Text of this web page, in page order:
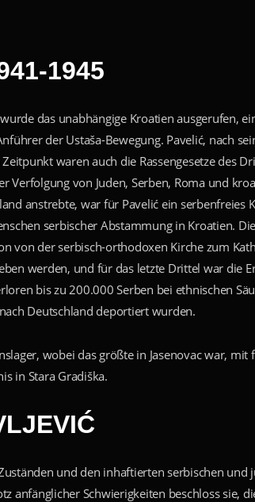
1945
das unabhängige Kroatien ausgerufen,
der Ustaša-Bewegung. Pavelić, nach
waren auch die Rassengesetze des
Verfolgung von Juden, Serben, Roma und
anstrebte, war für Pavelić ein serbenfreies
serbischer Abstammung in Kroatien.
von der serbisch-orthodoxen Kirche zum
werden, und für das letzte Drittel war die
bis zu 200.000 Serben bei ethnischen
Deutschland deportiert wurden.
wobei das größte in Jasenovac war, mit
in Stara Gradiška.
und den inhaftierten serbischen und
anfänglicher Schwierigkeiten beschloss sie,